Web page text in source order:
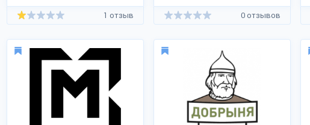
1 отзыв 0 отзывов